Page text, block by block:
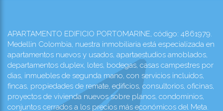
APARTAMENTO EDIFICIO PORTOMARINE, código: 4861979.
Medellin Colombia, nuestra inmobiliaria está especializada en
apartamentos nuevos y usados, apartaestudios amoblados,
departamentos duplex, lotes, bodegas, casas campestres por
dias, inmuebles de segunda mano, con servicios incluidos,
fincas, propiedades de remate, edificios, consultorios, oficinas,
proyectos de vivienda nuevos sobre planos, condominios,
conjuntos cerrados a los precios más económicos del Meta.